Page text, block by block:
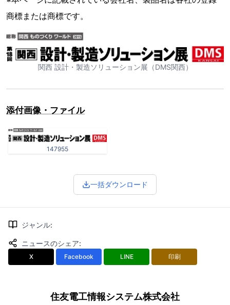
商標または商標です。
関西 設計・製造ソリューション展（DMS関西）
添付画像・ファイル
147955
一括ダウンロード
ジャンル:
ニュースのシェア:
X Facebook LINE 印刷
住友電工情報システム株式会社